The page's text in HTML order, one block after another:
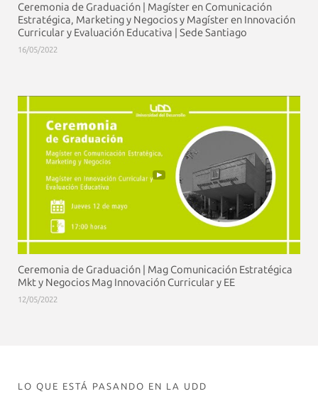
Ceremonia de Graduación | Magíster en Comunicación
Estratégica, Marketing y Negocios y Magíster en Innovación
Curricular y Evaluación Educativa | Sede Santiago
16/05/2022
Ceremonia de Graduación | Mag Comunicación Estratégica
Mkt y Negocios Mag Innovación Curricular y EE
12/05/2022
LO QUE ESTÁ PASANDO EN LA UDD